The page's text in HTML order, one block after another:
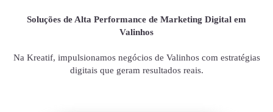
Soluções de Alta Performance de Marketing Digital em
Valinhos
Na Kreatif, impulsionamos negócios de Valinhos com estratégias
digitais que geram resultados reais.